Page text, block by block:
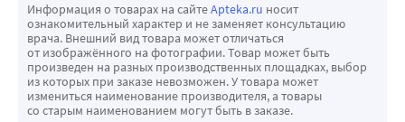
Информация о товарах на сайтеApteka.ru носит
ознакомительный характер и не заменяет консультацию
врача. Внешний вид товара может отличаться
от изображённого на фотографии. Товар может быть
произведен на разных производственных площадках, выбор
из которых при заказе невозможен. У товара может
измениться наименование производителя, а товары
со старым наименованием могут быть в заказе.